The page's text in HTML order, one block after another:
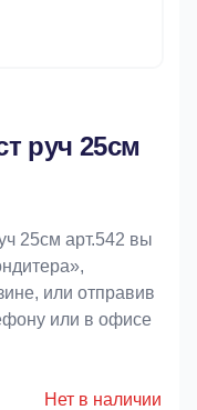
руч 25см
25см арт.542 вы
или отправив
или в офисе
Нет в наличии